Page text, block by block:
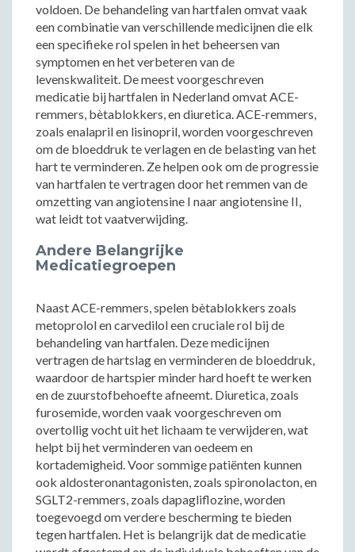
voldoen. De behandeling van hartfalen omvat vaak
een combinatie van verschillende medicijnen die elk
een specifieke rol spelen in het beheersen van
symptomen en het verbeteren van de
levenskwaliteit. De meest voorgeschreven
medicatie bij hartfalen in Nederland omvat ACE-
remmers, bètablokkers, en diuretica. ACE-remmers,
zoals enalapril en lisinopril, worden voorgeschreven
om de bloeddruk te verlagen en de belasting van het
hart te verminderen. Ze helpen ook om de progressie
van hartfalen te vertragen door het remmen van de
omzetting van angiotensine I naar angiotensine II,
wat leidt tot vaatverwijding.
Andere Belangrijke
Medicatiegroepen
Naast ACE-remmers, spelen bètablokkers zoals
metoprolol en carvedilol een cruciale rol bij de
behandeling van hartfalen. Deze medicijnen
vertragen de hartslag en verminderen de bloeddruk,
waardoor de hartspier minder hard hoeft te werken
en de zuurstofbehoefte afneemt. Diuretica, zoals
furosemide, worden vaak voorgeschreven om
overtollig vocht uit het lichaam te verwijderen, wat
helpt bij het verminderen van oedeem en
kortademigheid. Voor sommige patiënten kunnen
ook aldosteronantagonisten, zoals spironolacton, en
SGLT2-remmers, zoals dapagliflozine, worden
toegevoegd om verdere bescherming te bieden
tegen hartfalen. Het is belangrijk dat de medicatie